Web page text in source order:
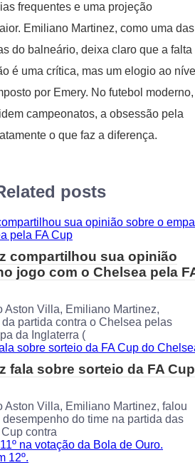
frequentes e uma projeção
Emiliano Martinez, como uma das
do balneário, deixa claro que a falta
é uma crítica, mas um elogio ao
por Emery. No futebol moderno,
campeonatos, a obsessão pela
o que faz a diferença.
posts
compartilhou sua opinião
jogo com o Chelsea pela
Aston Villa, Emiliano Martinez,
partida contra o Chelsea pelas
da Inglaterra (
fala sobre sorteio da FA Cup
Aston Villa, Emiliano Martinez, falou
do time na partida das
contra